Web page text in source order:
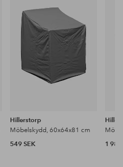
favoriter
Hillerstorp
Möbelskydd, 60x64x81 cm
549 SEK
1 989